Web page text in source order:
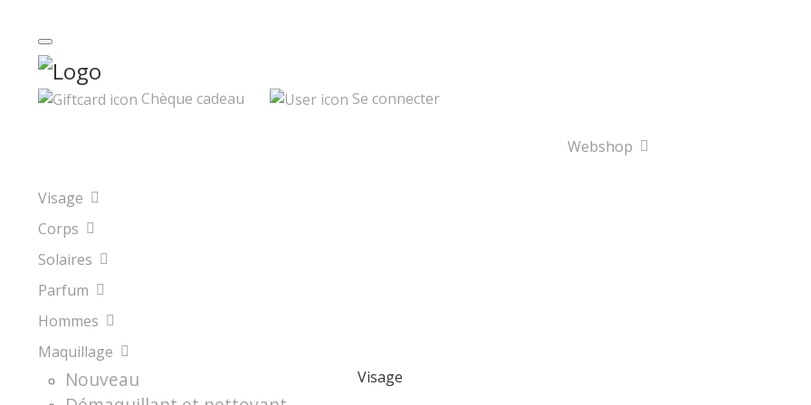
20% de réduction sur Sisley et la Mer jusqu'au 31 août 2026.
Chèque cadeau Se connecter
Webshop
Visage
Corps
Solaires
Parfum
Hommes
Maquillage
Nouveau
Visage